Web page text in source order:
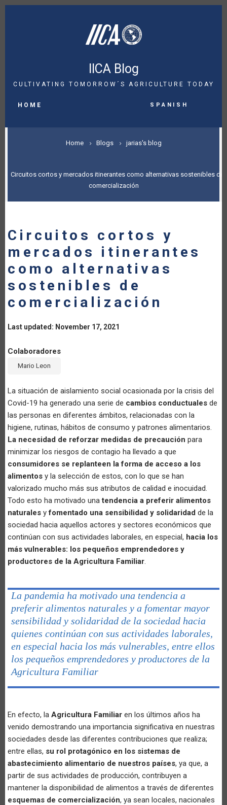
Skip
IICA Blog
CULTIVATING TOMORROW´S AGRICULTURE TODAY
NAVIGATION
HOME Spanish
BREADCRUMB
Home Blogs jarias's blog
Circuitos cortos y mercados itinerantes como alternativas sostenibles de
comercialización
Circuitos cortos y
mercados itinerantes
como alternativas
sostenibles de
comercialización
Last updated: November 17, 2021
Colaboradores
Mario Leon
​La situación de aislamiento social ocasionada por la crisis del
Covid-19 ha generado una serie de cambios conductuales de
las personas en diferentes ámbitos, relacionadas con la
higiene, rutinas, hábitos de consumo y patrones alimentarios.
La necesidad de reforzar medidas de precaución para
minimizar los riesgos de contagio ha llevado a que
consumidores se replanteen la forma de acceso a los
alimentos y la selección de estos, con lo que se han
valorizado mucho más sus atributos de calidad e inocuidad.
Todo esto ha motivado unatendencia a preferir alimentos
naturales yfomentado una sensibilidad y solidaridad de la
sociedad hacia aquellos actores y sectores económicos que
continúan con sus actividades laborales, en especial, hacia los
más vulnerables: los pequeños emprendedores y
productores de la Agricultura Familiar.
La pandemia ha motivado una tendencia a
preferir alimentos naturales y a fomentar mayor
sensibilidad y solidaridad de la sociedad hacia
quienes continúan con sus actividades laborales,
en especial hacia los más vulnerables, entre ellos
los pequeños emprendedores y productores de la
Agricultura Familiar
En efecto, la Agricultura Familiar en los últimos años ha
venido demostrando una importancia significativa en nuestras
sociedades desde las diferentes contribuciones que realiza;
entre ellas, su rol protagónico en los sistemas de
abastecimiento alimentario de nuestros países, ya que, a
partir de sus actividades de producción, contribuyen a
mantener la disponibilidad de alimentos a través de diferentes
esquemas de comercialización, ya sean locales, nacionales